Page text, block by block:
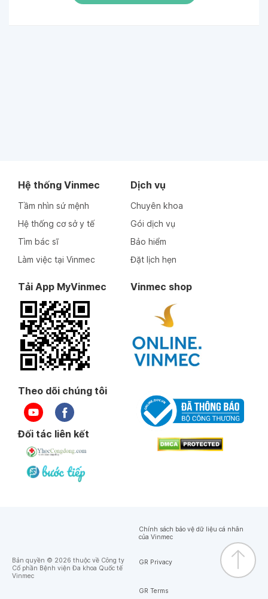
Hệ thống Vinmec
Tầm nhìn sứ mệnh
Hệ thống cơ sở y tế
Tìm bác sĩ
Làm việc tại Vinmec
Dịch vụ
Chuyên khoa
Gói dịch vụ
Bảo hiểm
Đặt lịch hẹn
Tải App MyVinmec Vinmec shop
Theo dõi chúng tôi
Đối tác liên kết
Bản quyền © 2026 thuộc về Công ty
Cổ phần Bệnh viện Đa khoa Quốc tế
Vinmec
Chính sách bảo vệ dữ liệu cá nhân
của Vinmec
GR Privacy
GR Terms